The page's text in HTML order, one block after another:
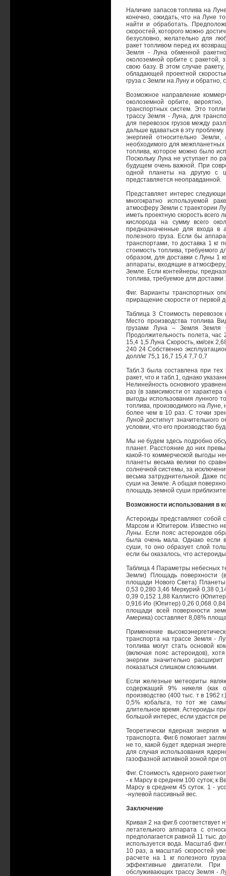
Наличие запасов топлива на
конечно, ожидать, что на Луне
найти и обработать.
скоростей, которого можно
безусловно, желательно для
ракет топливом перед их
Земля - Луна обменной
околоземной орбите с
свою базу. В этом случае
обладающей проектной
груза с Земли на Луну и обратно,
Возможное направление
околоземной орбите,
транспортных систем. Это
трассу Земля - Луна, для
для перевозок грузов между
дальше вдаваться в эту
энергией относительно
необходимого для
топлива, которое можно было
Поскольку Луна не уступает по
будущем очень важной. При
одной планеты на другую с
представляется неоправданной.
Представляет интерес
многократно используемой
атмосферу Земли с траектории
иметь проектную скорость всего
кислорода на сумму всего
предназначенные для входа в
полезного груза. Если бы
транспортами, то доставка 1 кг
стоимость топлива, требуемого
образом, для доставки с Луны 1
аппараты, входящие в
Земле. Если контейнеры,
топлива, требуемое для
Фиг. Варианты транспортных
приращение скорости от первой
Таблица 3 Стоимость перевозок
Место производства топлива
грузами Луна – Земля Земля
Продолжительность полета,
15,4 1,5 Луна Скорость, км/сек
240 24 Собственно
долл/кг 75,1 16,7 15,4 7,7 0,7
Табл.3 была составлена при тех
ракет, что и табл.1, однако
Нелинейность основного
раз (в зависимости от
выгоды использования лунного
топлива, производимого на Луне,
более чем в 10 раз. С точки
Луной достигнут
условии, что его производство
Мы не будем здесь подробно
планет. Расстояние до них
какой-то коммерческой выгоды
планеты весьма велики по
солнечной системы, за
весьма затруднительной. Даже
суши на Земле. А общая
площадь земной суши
Возможности использования в
Астероиды представляют собой
Марсом и Юпитером. Известно
Луны. Если пояс астероидов
была очень мала. Однако если
суши, то оно образует слой
если бы оказалось, что
Таблица 4 Параметры небесных
Земли) Площадь поверхности
площади Нового Света)
0,53 0,280 3,46 Меркурий 0,38
0,39 0,152 1,88 Каллисто
0,916 Ио (Юпитер) 0,26 0,068
площади всей поверхности
Америка) составляет 8,08%
Применение
транспорта на трассе Земля -
топлива могут стать основой
(включая пояс астероидов),
энергии значительно
показаться слишком сложными.
Если железные метеориты
содержащий 9% никеля (как
производство (400 тыс. т в 1962
0,5% кобальта, то тот же
длительное время. Астероиды
большой интерес, если удастся
Теоретически ядерная энергия
транспорта. Фиг.6 помогает
не то, какой будет ядерная
для случая использования
газофазной активной зоной при
Фиг. Стоимость ядерного
- к Марсу в среднем 100 суток; к
Марсу в среднем 45 суток. 1 -
-нулевой пассивный вес.
Заключение
Кривая 2 на фиг.6 соответствует
летательного аппарата с
предполагается равной 11 тыс.
используется вода. Масштаб
10 раз, а масштаб скоростей
расчете на 1 кг полезного
эффективные двигатели. При
обслуживающих трассу Земля -